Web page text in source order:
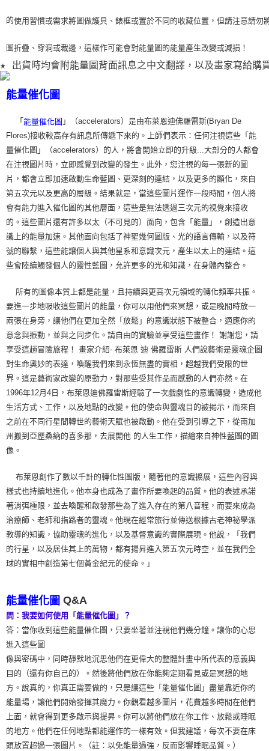
的使用習慣或需求將圖做護貝、錶框或置於不同的收藏位置，但請注意請勿
圖折疊、穿洞或裁邊，這樣作可能會對能量圖的能量產生改變或減損！
★ 出貨時均會附能量圖背面訊息之中文翻譯，以及畫家寫給購
能量催化圖
「 能量催化圖 」（accelerators）是由布萊恩迪佛羅雷斯(Bryan De
Flores)接收較高存有訊息所傳遞下來的。上師們表示：任何注視這些「能
量催化圖」（accelerators）的人，將會開始立即的升級...大部分的人都會
在注視圖片時，立即感覺到改變的發生。此外，您注視的每一張新的圖
片，都會立即加速啟動生命藍圖、更深刻的連結，以及更多的顯化，來自
第五次元以及更高的層級。結果就是，當這些圖片運作一段時間，個人將
會有能力進入催化圖的其他層面，這些是無法透過三次元的視覺來接收
的。這些圖片還有許多以太（不可見的）面向，包含「能量」，創造出意
識上的能量加速。其他面向包括了神聖幾何圖版、光的語言傳輸，以及符
號的聯繫，這些能讓個人與其他星系和意識次元，產生以太上的連結。這
些會陸續觸發個人的靈性藍圖，允許更多的光和知識，在身體內整合。
所有的圖像本質上都是能量，且持續與更高次元領域的轉化頻率共振。
要進一步地吸收這些圖片的能量，你可以用他們來冥想，或是晚間時放一
兩張在身旁，讓他們在更加全然「放鬆」的意識狀態下被整合，適應你的
意念與振動，並與之同步化。請自由的實驗並享受這些畫作！ 謝謝您，請
享受這趟冒險旅程！ 畫家介紹- 布萊恩 迪 佛羅雷斯 人們說藝術是靈魂企圖
對生命奧妙的表達，喚醒我們來到永恆無盡的實相，超越我們受限的世
界。這是藝術家改變的原動力，對那些受其作品而感動的人們亦然。在
1996年12月4日，布萊恩迪佛羅雷斯經驗了一次戲劇性的意識轉變，造成他
生活方式、工作，以及地點的改變。他的使命與靈魂目的被揭示，而來自
之前在不同行星間轉世的藝術天賦也被啟動。他在受到引導之下，從南加
州搬到亞歷桑納的喜多那，去展開他 的人生工作，描繪來自神性藍圖的圖
像。
布萊恩創作了數以千計的轉化性圖版，隨著他的意識擴展，這些內容與
樣式也持續地進化。他本身也成為了畫作所要喚起的品質。他的表述承諾
著消弭極限，並去喚醒和啟發那些為了進入存在的第八音程，而要來成為
治療師、老師和指路者的靈魂。他現在經常旅行並傳送根據古老神祕學派
教導的知識，協助靈魂的進化，以及基督意識的實際展現。他說，「我們
的行星，以及居住其上的萬物，都有揚昇進入第五次元時空，並在我們全
球的實相中創造第七個黃金紀元的使命。」
能量催化圖 Q&A
問：我要如何使用「能量催化圖」？
答：當你收到這些能量催化圖，只要坐著並注視他們幾分鐘。讓你的心思
進入這些圖
像與密碼中，同時靜默地沉思他們在更偉大的整體計畫中所代表的意義與
目的（還有你自己的）。然後將他們放在你能夠定期看見或是冥想的地
方。說真的，你真正需要做的，只是讓這些「能量催化圖」盡量靠近你的
能量場，讓他們開始發揮其魔力。你觀看越多圖片，花費越多時間在他們
上面，就會得到更多啟示與提昇。你可以將他們放在你工作、放鬆或睡眠
的地方。他們在任何地點都能運作的一樣有效。但我建議，每次不要在床
頭放置超過一張圖片。（註：以免能量過強，反而影響睡眠品質。）